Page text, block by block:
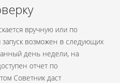
вручную или по
возможен в следующих
день недели, на
отчет по
Советник даст